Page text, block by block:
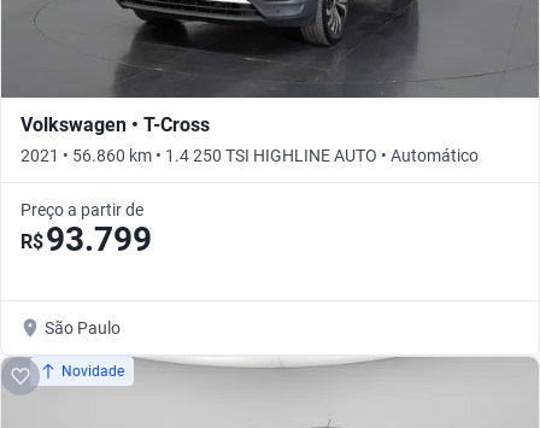
Volkswagen • T-Cross
2021 • 56.860 km • 1.4 250 TSI HIGHLINE AUTO • Automático
Preço a partir de
R$93.799
São Paulo
Novidade